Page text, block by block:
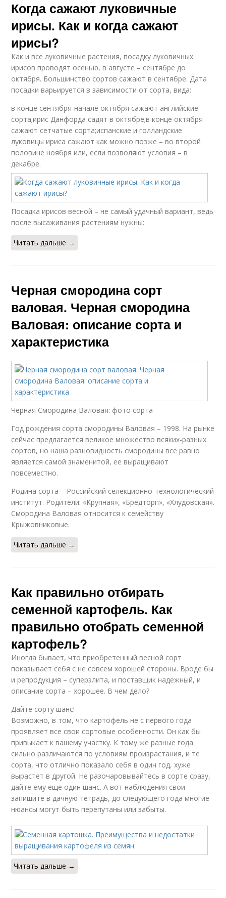
Когда сажают луковичные
ирисы. Как и когда сажают
ирисы?
Как и все луковичные растения, посадку луковичных
ирисов проводят осенью, в августе – сентябре до
октября. Большинство сортов сажают в сентябре. Дата
посадки варьируется в зависимости от сорта, вида:
в конце сентября-начале октября сажают английские
сорта;ирис Данфорда садят в октябре;в конце октября
сажают сетчатые сорта;испанские и голландские
луковицы ириса сажают как можно позже – во второй
половине ноября или, если позволяют условия – в
декабре.
Посадка ирисов весной – не самый удачный вариант, ведь
после высаживания растениям нужны:
Читать дальше →
Черная смородина сорт
валовая. Черная смородина
Валовая: описание сорта и
характеристика
Черная Смородина Валовая: фото сорта
Год рождения сорта смородины Валовая – 1998. На рынке
сейчас предлагается великое множество всяких-разных
сортов, но наша разновидность смородины все равно
является самой знаменитой, ее выращивают
повсеместно.
Родина сорта – Российский селекционно-технологический
институт. Родители: «Крупная», «Бредторп», «Хлудовская».
Смородина Валовая относится к семейству
Крыжовниковые.
Читать дальше →
Как правильно отбирать
семенной картофель. Как
правильно отобрать семенной
картофель?
Иногда бывает, что приобретенный весной сорт
показывает себя с не совсем хорошей стороны. Вроде бы
и репродукция – суперэлита, и поставщик надежный, и
описание сорта – хорошее. В чем дело?
Дайте сорту шанс!
Возможно, в том, что картофель не с первого года
проявляет все свои сортовые особенности. Он как бы
привыкает к вашему участку. К тому же разные года
сильно различаются по условиям произрастания, и те
сорта, что отлично показало себя в один год, хуже
вырастет в другой. Не разочаровывайтесь в сорте сразу,
дайте ему еще один шанс. А вот наблюдения свои
запишите в дачную тетрадь, до следующего года многие
нюансы могут быть перепутаны или забыты.
Читать дальше →